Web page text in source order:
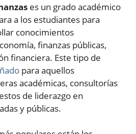
es un grado académico
a los estudiantes para
conocimientos
finanzas públicas,
financiera. Este tipo de
para aquellos
académicas, consultorías
de liderazgo en
y públicas.